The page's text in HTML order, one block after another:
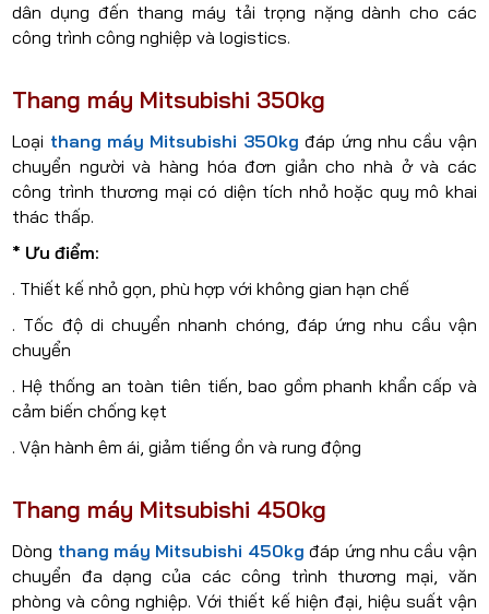
dân dụng đến thang máy tải trọng nặng dành cho các
công trình công nghiệp và logistics.
Thang máy Mitsubishi 350kg
Loại thang máy Mitsubishi 350kg đáp ứng nhu cầu vận
chuyển người và hàng hóa đơn giản cho nhà ở và các
công trình thương mại có diện tích nhỏ hoặc quy mô khai
thác thấp.
* Ưu điểm:
. Thiết kế nhỏ gọn, phù hợp với không gian hạn chế
. Tốc độ di chuyển nhanh chóng, đáp ứng nhu cầu vận
chuyển
. Hệ thống an toàn tiên tiến, bao gồm phanh khẩn cấp và
cảm biến chống kẹt
. Vận hành êm ái, giảm tiếng ồn và rung động
Thang máy Mitsubishi 450kg
Dòng thang máy Mitsubishi 450kg đáp ứng nhu cầu vận
chuyển đa dạng của các công trình thương mại, văn
phòng và công nghiệp. Với thiết kế hiện đại, hiệu suất vận